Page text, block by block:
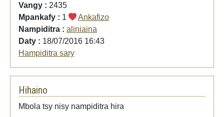
Vangy : 2435
Mpankafy : 1
Ankafizo
Nampiditra : aliniaina
Daty : 18/07/2016 16:43
Hampiditra sary
Hihaino
Mbola tsy nisy nampiditra hira